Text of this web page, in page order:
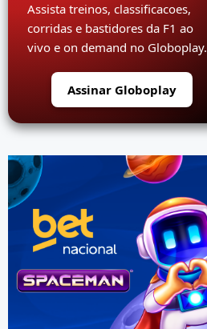
Assista treinos, classificacoes,
corridas e bastidores da F1 ao
vivo e on demand no Globoplay.
Assinar Globoplay